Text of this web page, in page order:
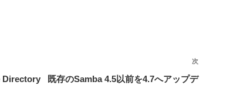
Directory
次
の
次
既存のSamba 4.5以前を4.7へアップデ